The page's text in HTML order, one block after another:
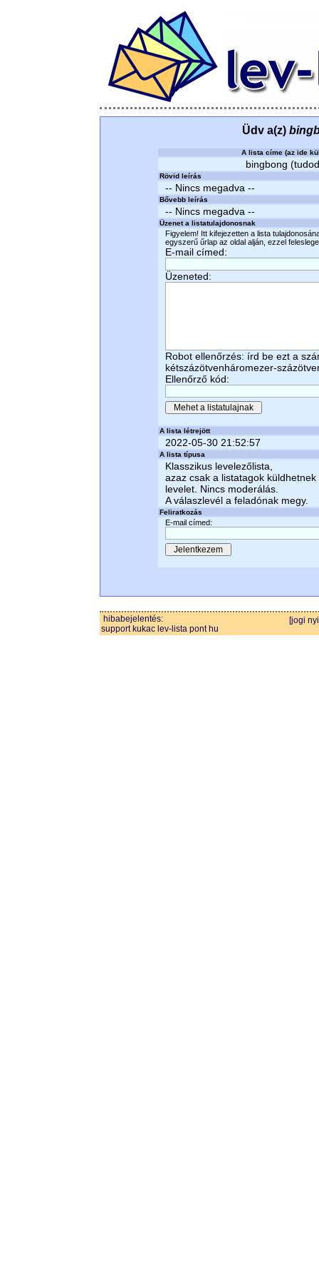
Üdv a(z)
A lista címe (az ide
bingbong
Rövid leírás
-- Nincs megadva --
Bővebb leírás
-- Nincs megadva --
Üzenet a listatulajdonosnak
Figyelem! Itt kifejezetten a lista
egyszerű űrlap az oldal alján, ezzel
E-mail címed:
Üzeneted:
Robot ellenőrzés: írd be ezt a
kétszázötvenháromezer-
Ellenőrző kód:
A lista létrejött
2022-05-30 21:52:57
A lista típusa
Klasszikus levelezőlista,
azaz csak a listatagok küldhetnek
levelet. Nincs moderálás.
A válaszlevél a feladónak megy.
Feliratkozás
E-mail címed:
hibabejelentés:
support kukac lev-lista pont hu
[jogi